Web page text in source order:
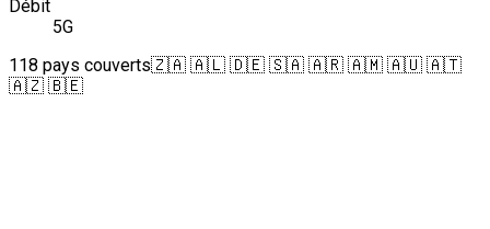
Débit
5G
118 pays couverts🇿🇦 🇦🇱 🇩🇪 🇸🇦 🇦🇷 🇦🇲 🇦🇺 🇦🇹
🇦🇿 🇧🇪